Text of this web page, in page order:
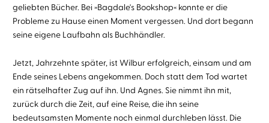
geliebten Bücher. Bei »Bagdale's Bookshop« konnte er die
Probleme zu Hause einen Moment vergessen. Und dort begann
seine eigene Laufbahn als Buchhändler.
Jetzt, Jahrzehnte später, ist Wilbur erfolgreich, einsam und am
Ende seines Lebens angekommen. Doch statt dem Tod wartet
ein rätselhafter Zug auf ihn. Und Agnes. Sie nimmt ihn mit,
zurück durch die Zeit, auf eine Reise, die ihn seine
bedeutsamsten Momente noch einmal durchleben lässt. Die